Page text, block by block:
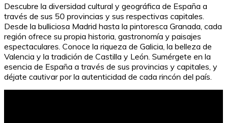
Descubre la diversidad cultural y geográfica de España a
través de sus 50 provincias y sus respectivas capitales.
Desde la bulliciosa Madrid hasta la pintoresca Granada, cada
región ofrece su propia historia, gastronomía y paisajes
espectaculares. Conoce la riqueza de Galicia, la belleza de
Valencia y la tradición de Castilla y León. Sumérgete en la
esencia de España a través de sus provincias y capitales, y
déjate cautivar por la autenticidad de cada rincón del país.